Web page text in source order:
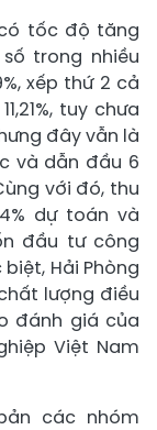
tốc độ tăng
trong nhiều
xếp thứ 2 cả
tuy chưa
đây vẫn là
và dẫn đầu 6
với đó, thu
dự toán và
đầu tư công
Hải Phòng
lượng điều
đánh giá của
Việt Nam
các nhóm